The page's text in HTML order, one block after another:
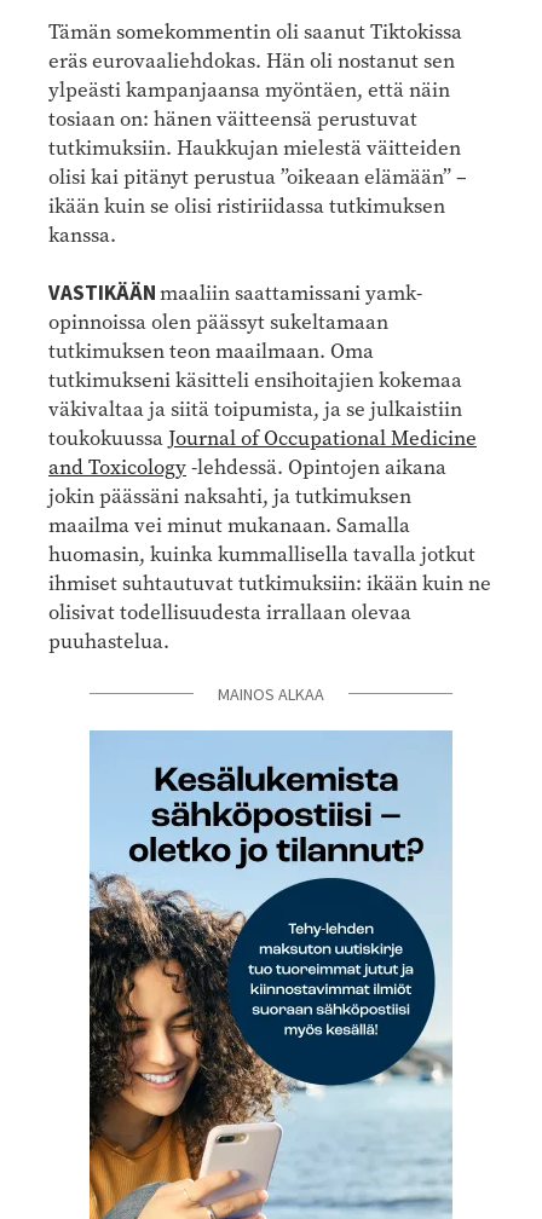
Tämän somekommentin oli saanut Tiktokissa
eräs eurovaaliehdokas. Hän oli nostanut sen
ylpeästi kampanjaansa myöntäen, että näin
tosiaan on: hänen väitteensä perustuvat
tutkimuksiin. Haukkujan mielestä väitteiden
olisi kai pitänyt perustua ”oikeaan elämään” –
ikään kuin se olisi ristiriidassa tutkimuksen
kanssa.
VASTIKÄÄNmaaliin saattamissani yamk-
opinnoissa olen päässyt sukeltamaan
tutkimuksen teon maailmaan. Oma
tutkimukseni käsitteli ensihoitajien kokemaa
väkivaltaa ja siitä toipumista, ja se julkaistiin
toukokuussaJournal of Occupational Medicine
and Toxicology-lehdessä. Opintojen aikana
jokin päässäni naksahti, ja tutkimuksen
maailma vei minut mukanaan. Samalla
huomasin, kuinka kummallisella tavalla jotkut
ihmiset suhtautuvat tutkimuksiin: ikään kuin ne
olisivat todellisuudesta irrallaan olevaa
puuhastelua.
MAINOS ALKAA